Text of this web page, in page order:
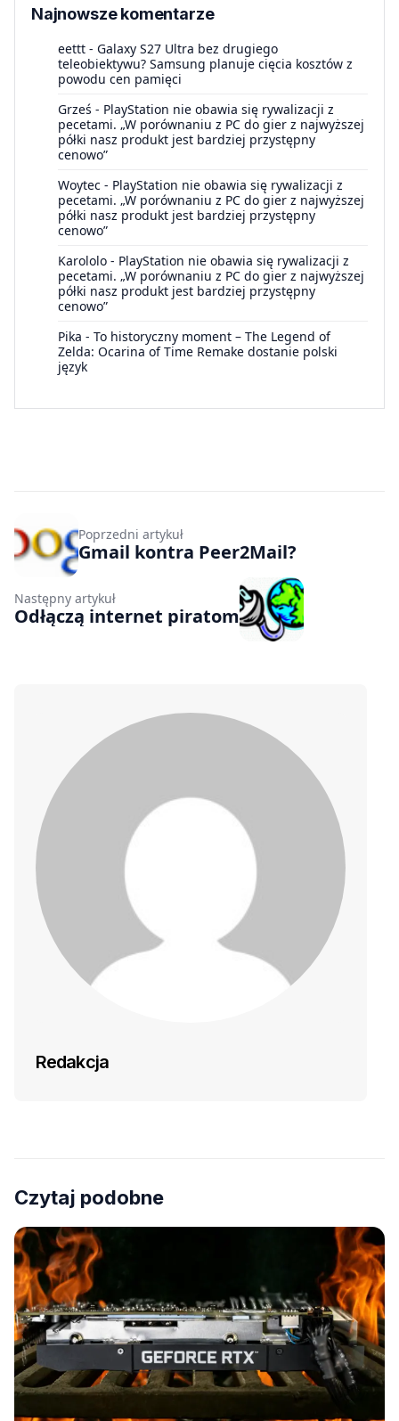
Najnowsze komentarze
eettt - Galaxy S27 Ultra bez drugiego
teleobiektywu? Samsung planuje cięcia kosztów z
powodu cen pamięci
Grześ - PlayStation nie obawia się rywalizacji z
pecetami. „W porównaniu z PC do gier z najwyższej
półki nasz produkt jest bardziej przystępny
cenowo”
Woytec - PlayStation nie obawia się rywalizacji z
pecetami. „W porównaniu z PC do gier z najwyższej
półki nasz produkt jest bardziej przystępny
cenowo”
Karololo - PlayStation nie obawia się rywalizacji z
pecetami. „W porównaniu z PC do gier z najwyższej
półki nasz produkt jest bardziej przystępny
cenowo”
Pika - To historyczny moment – The Legend of
Zelda: Ocarina of Time Remake dostanie polski
język
Poprzedni artykuł
Gmail kontra Peer2Mail?
Następny artykuł
Odłączą internet piratom
Redakcja
Czytaj podobne